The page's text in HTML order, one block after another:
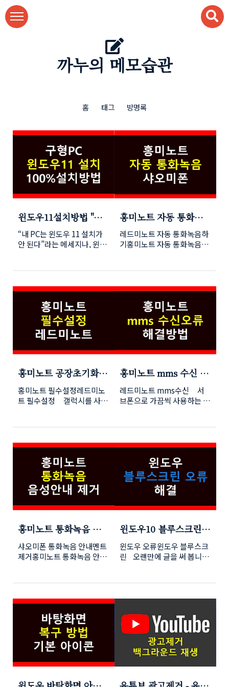
본문 바로가기
까누의 메모습관
홈 태그 방명록
윈도우11설치방법 "내
PC는 안 된다?" 100%
성공방법(무료 업그레
이드)
“내 PC는 윈도우 11 설치가
안 된다”라는 메세지나, 윈도
등, 윈도우11설치가 불가하
다는 생각에 포기하셨다면 아
래 내용을 확인 하시기 바랍
니다.사실, 간단한 우회 방법
을 통해 구형 PC에서도 윈도
우 11 설치가 가능합니다. 이
번 포스팅에서는 초보자도 따
려드립니다. 1️⃣ 준비: ISO 파
일 다운로드먼저 윈도우 11
다운로드 페이지로 이동합니
다.“미디어 만들기”가 아닌
디스크 이미지(ISO) 다운로
드 옵션을 선택합니다.다운로
저장된 위치를 확인합니다.
전하게 윈도우11 다운로드 페
이지로 이동합니다. TIP:
ISO 파일은 윈도우 11 다중
버전이 포함된 파일을..
홍미노트 자동 통화녹
음
레드미노트 자동 통화녹음하
기홍미노트 자동 통화녹음하
항에 대한 이야기 후 전화를
끊고 나니 생각보다 준비사항
이 너무 많아 몇 가지가 헷갈
리네요다시 전화를 걸어 확인
해도 되지만 통화녹음에 대한
아쉬움이 남습니다.갤럭시에
서는 아무 생각없이 사용했던
버튼을 누르지 않으면 녹음이
되지 않습니다.통화할 때 녹
음버튼 누르는 게 생각보다
쉽지 않습니다. 꼭 전화를 끊
고 나면 생각나더라고
요 지난 글에 홍미노트 통
다'라는 멘트를 제거하는 글
과 함께 사용하면 갤럭시처럼
자연스러운 자동 통화녹음을
사용할 수 있겠네요 '통화녹
음을 시작합니다', '통화녹음
을 종료합니다' 라는안내멘트
홍미노트 공장초기화
후 필수 설정
홍미노트 필수설정레드미노
트 필수설정 갤럭시를 사용
럭시에 적응된 사용환경 때문
에 홍미노트사용에 불편함이
조금 느껴지네요적응기간이
필요하긴 한데 그냥 갤럭시처
럼 바꿔 사용하려 합니
다. 제 기준에서 필수설정
이라 필요한 분만 따라 하시
기 바랍니다. padding:
3px 5px; border-left-
style: solid; border-left-
color: #55555b; margin:
5px 0px; letter-spacing:
1px; line-height: 1.5;
border-image: initial;"
size="size23"> 1. 키보드
에는 앱을 다운로드하여 설치
해 사용하려 했..
홍미노트 mms 수신 안
될때 해결방법 100%
레드미노트 mms수신 서
브폰으로 가끔씩 사용하는 홍
는데 다운로드만 표시되어 다
운시도를 해도 계속 로딩만
되네요도착을 했다는건지 도
착예정인건지도 알 수 없습니
다. 한 번씩 튀어나오는 문
제점에 당황스럽기는 하지만
아직까지는 해결 가능한 문제
3px 5px; border-left-
style: solid; border-left-
color: #55555b; margin:
5px 0px; letter-spacing:
1px; line-height: 1.5;
border-image: initial;"
size="size23"> 홍미노트
을 봐도 이런 문..
홍미노트 통화녹음 음
성안내 제거
샤오미폰 통화녹음 안내멘트
제거홍미노트 통화녹음 안내
을 떨어트려 고장이 났습니
다.PC와 마찬가지로 폰도 백
업을 하지 않았던 상황이라
무척 당황스러웠는데요바로
삼성 서비스센터에 가서 수리
견적을 냈더니 30만 원이라고
하네요백업만 가능하냐고 물
연결도 안 돼서 수리 후 백업
을 해야 한다고 합니다.그냥
윈도우10 블루스크린오
류 system service
exception 해결
윈도우 오류윈도우 블루스크
린 오랜만에 글을 써 봅니다
없을 텐데요최근 중요파일 가
득한 컴퓨터에 갑자기 블루스
지.. 해야지 하면서 미뤘던 시
간이 후회로 남더라고요 블
루스크린도 종류가 여러 가지
가 있습니다. padding:
3px 5px; border-left-
style: solid; border-left-
color: #55555b; margin: